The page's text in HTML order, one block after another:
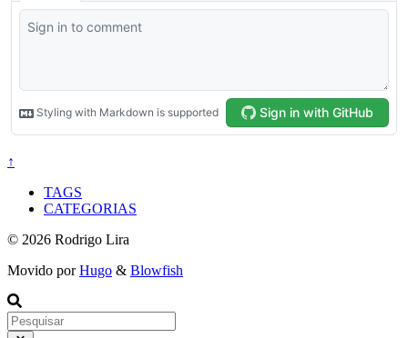
↑
TAGS
CATEGORIAS
© 2026 Rodrigo Lira
Movido porHugo & Blowfish